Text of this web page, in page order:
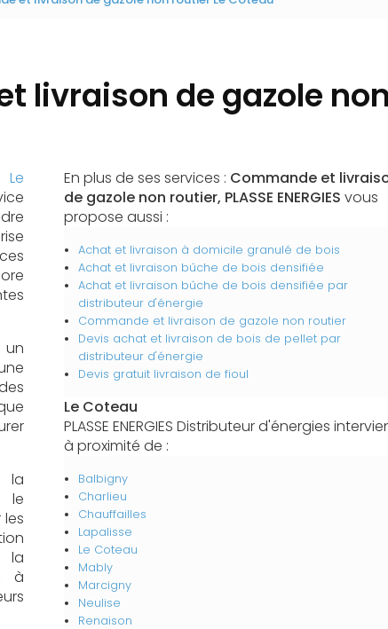
livraison de gazole
la
le
la
à
En plus de ses services : Commande et
de gazole non routier, PLASSE ENERGIES vous
propose aussi :
Achat et livraison à domicile granulé de bois
Achat et livraison bûche de bois densifiée
Achat et livraison bûche de bois densifiée par
distributeur d'énergie
Commande et livraison de gazole non routier
Devis achat et livraison de bois de pellet par
distributeur d'énergie
Devis gratuit livraison de fioul
Le Coteau
PLASSE ENERGIES Distributeur d'énergies
à proximité de :
Balbigny
Charlieu
Chauffailles
Lapalisse
Le Coteau
Mably
Marcigny
Neulise
Renaison